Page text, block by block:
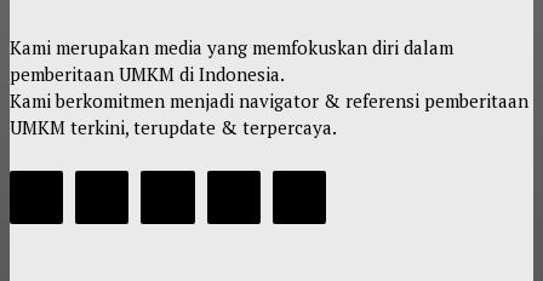
Kami merupakan media yang memfokuskan diri dalam
pemberitaan UMKM di Indonesia.
Kami berkomitmen menjadi navigator & referensi pemberitaan
UMKM terkini, terupdate & terpercaya.